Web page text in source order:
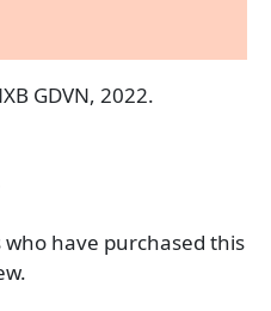
GDVN, 2022.
have purchased this